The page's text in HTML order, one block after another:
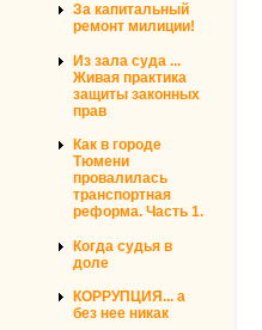
За капитальный
ремонт милиции!
Из зала суда ...
Живая практика
защиты законных
прав
Как в городе
Тюмени
провалилась
транспортная
реформа. Часть 1.
Когда судья в
доле
КОРРУПЦИЯ... а
без нее никак